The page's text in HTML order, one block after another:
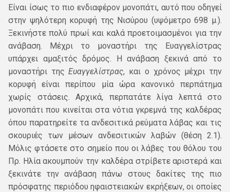
Είναι ίσως το πιο ενδιαφέρον μονοπάτι, αυτό που οδηγεί
στην ψηλότερη κορυφή της Νισύρου (υψόμετρο 698 μ.).
Ξεκινήστε πολύ πρωί και καλά προετοιμασμένοι για την
ανάβαση. Μέχρι το μοναστήρι της Ευαγγελίστρας
υπάρχει αμαξιτός δρόμος. Η ανάβαση ξεκινά από το
μοναστήρι τηςΕυαγγελίστρας, και ο χρόνος μέχρι την
κορυφή είναι περίπου μία ώρα κανονικό περπάτημα
χωρίς στάσεις. Αρχικά, περπατάτε λίγα λεπτά στο
μονοπάτι που κινείται στα νότια γκρεμνά της καλδέρας
όπου παρατηρείτε τα ανδεσιτικά ρεύματα λάβας και τις
σκουριές των μέσων ανδεσιτικών λαβών (θέση 2.1).
Μόλις φτάσετε στο σημείο που οι λάβες του θόλου του
Πρ. Ηλία ακουμπούν την καλδέρα στρίβετε αριστερά και
ξεκινάτε την ανάβαση πάνω στους δακίτες της πιο
πρόσφατης περιόδου ηφαιστειακών εκρήξεων, οι οποίες